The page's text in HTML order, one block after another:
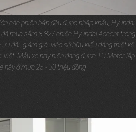
các phiên bản đều được nhập khẩu, Hyundai
mua sắm 8.827 chiếc Hyundai Accent trong
đãi, giảm giá, việc sở hữu kiểu dáng thiết kế
Mẫu xe này hiện đang được TC Motor lắp
này ở mức 25 - 30 triệu đồng.